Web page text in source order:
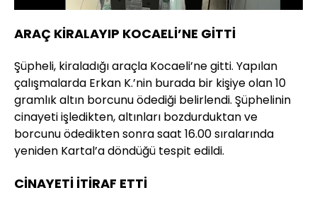
ARAÇ KİRALAYIP KOCAELİ’NE GİTTİ
Şüpheli, kiraladığı araçla Kocaeli’ne gitti. Yapılan
çalışmalarda Erkan K.’nin burada bir kişiye olan 10
gramlık altın borcunu ödediği belirlendi. Şüphelinin
cinayeti işledikten, altınları bozdurduktan ve
borcunu ödedikten sonra saat 16.00 sıralarında
yeniden Kartal’a döndüğü tespit edildi.
CİNAYETİ İTİRAF ETTİ